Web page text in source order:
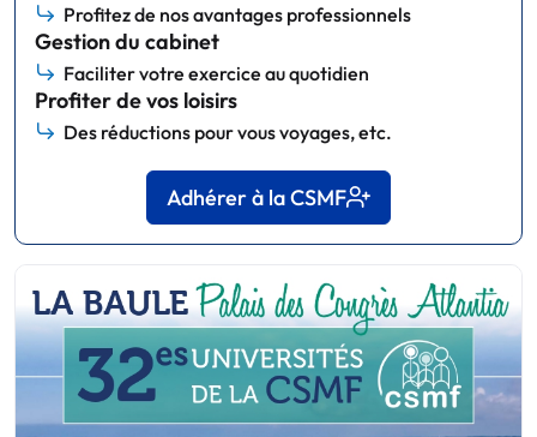
Profitez de nos avantages professionnels
Gestion du cabinet
Faciliter votre exercice au quotidien
Profiter de vos loisirs
Des réductions pour vous voyages, etc.
Adhérer à la CSMF